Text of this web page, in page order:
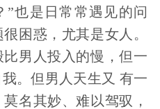
”也是日常常遇见的问
困惑，尤其是女人。
男人投入的慢，但一
。但男人天生又 有一
名其妙、难以驾驭，